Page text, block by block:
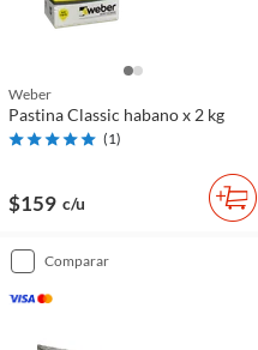
Weber
Pastina Classic habano x 2 kg
(1)
$159 c/u
comparar